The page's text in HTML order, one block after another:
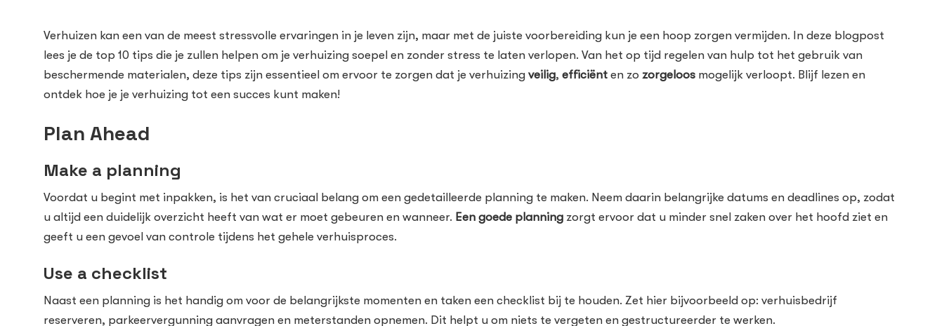
Verhuizen kan een van de meest stressvolle ervaringen in je leven zijn, maar met de juiste voorbereiding kun je een hoop zorgen vermijden. In deze blogpost
lees je de top 10 tips die je zullen helpen om je verhuizing soepel en zonder stress te laten verlopen. Van het op tijd regelen van hulp tot het gebruik van
beschermende materialen, deze tips zijn essentieel om ervoor te zorgen dat je verhuizing veilig, efficiënt en zo zorgeloos mogelijk verloopt. Blijf lezen en
ontdek hoe je je verhuizing tot een succes kunt maken!
Plan Ahead
Make a planning
Voordat u begint met inpakken, is het van cruciaal belang om een gedetailleerde planning te maken. Neem daarin belangrijke datums en deadlines op, zodat
u altijd een duidelijk overzicht heeft van wat er moet gebeuren en wanneer. Een goede planning zorgt ervoor dat u minder snel zaken over het hoofd ziet en
geeft u een gevoel van controle tijdens het gehele verhuisproces.
Use a checklist
Naast een planning is het handig om voor de belangrijkste momenten en taken een checklist bij te houden. Zet hier bijvoorbeeld op: verhuisbedrijf
reserveren, parkeervergunning aanvragen en meterstanden opnemen. Dit helpt u om niets te vergeten en gestructureerder te werken.